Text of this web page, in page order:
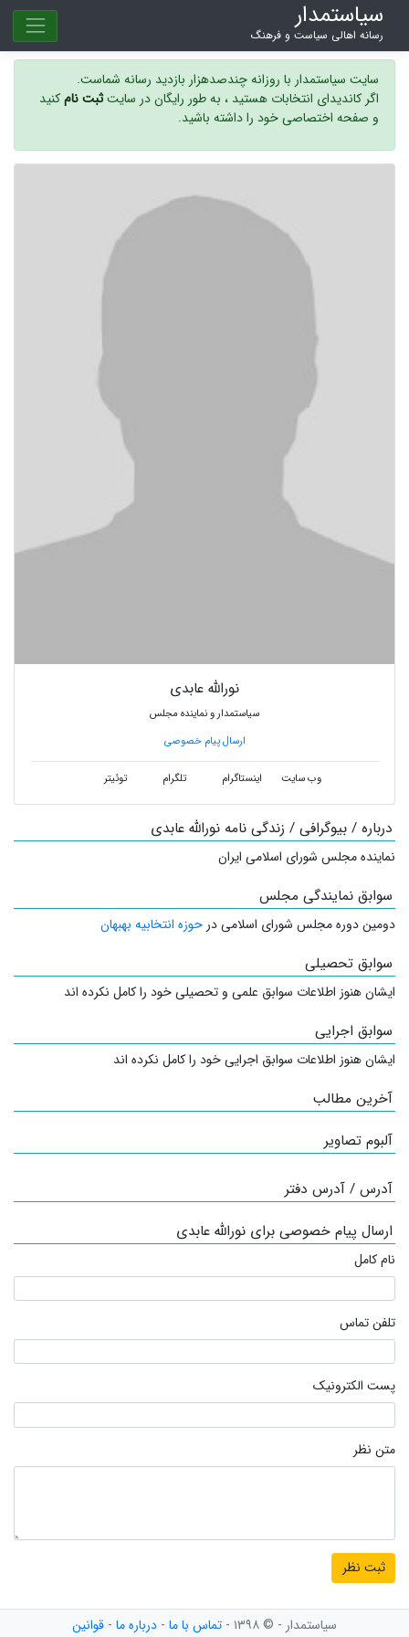
سیاستمدار
رسانه اهالی سیاست و فرهنگ
سایت سیاستمدار با روزانه چندصدهزار بازدید رسانه شماست.
اگر کاندیدای انتخابات هستید ، به طور رایگان در سایتثبت نامکنید
و صفحه اختصاصی خود را داشته باشید.
نورالله عابدی
سیاستمدار و نماینده مجلس
ارسال پیام خصوصی
وب سایت اینستاگرام تلگرام توئیتر
درباره / بیوگرافی / زندگی نامه نورالله عابدی
نماینده مجلس شورای اسلامی ایران
سوابق نمایندگی مجلس
دومین دوره مجلس شورای اسلامی در حوزه انتخابیه بهبهان
سوابق تحصیلی
ایشان هنوز اطلاعات سوابق علمی و تحصیلی خود را کامل نکرده اند
سوابق اجرایی
ایشان هنوز اطلاعات سوابق اجرایی خود را کامل نکرده اند
آخرین مطالب
آلبوم تصاویر
آدرس / آدرس دفتر
ارسال پیام خصوصی برای نورالله عابدی
نام کامل
تلفن تماس
پست الکترونیک
متن نظر
سیاستمدار - © ۱۳۹۸ - تماس با ما - درباره ما - قوانین